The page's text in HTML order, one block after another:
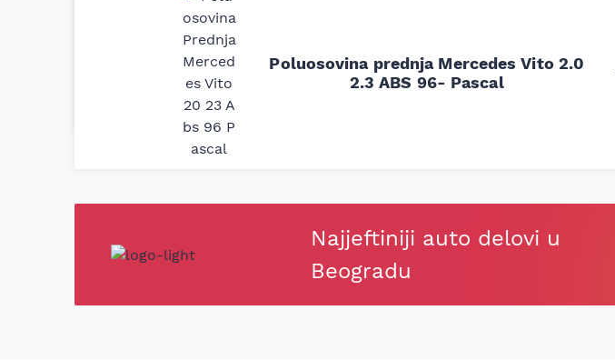
Poluosovina prednja Mercedes Vito 2.0
2.3 ABS 96- Pascal
definitivno najbolje cene su ovde. Kupila sam više puta auto
delove iz MD Auto. Uvek dobra preporuka za proizvođača i
odgovarajuću opremu. Sve pohvale!
Svetlana Večerinović, Beograd (Opel Astra)
Najjeftiniji auto delovi u
Beogradu